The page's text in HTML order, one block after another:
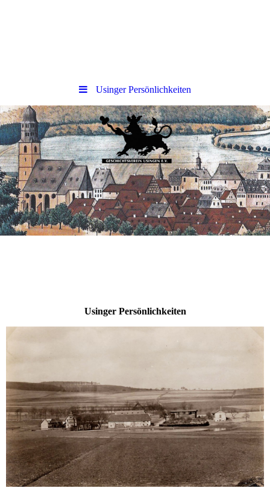
Usinger Persönlichkeiten
Usinger Persönlichkeiten